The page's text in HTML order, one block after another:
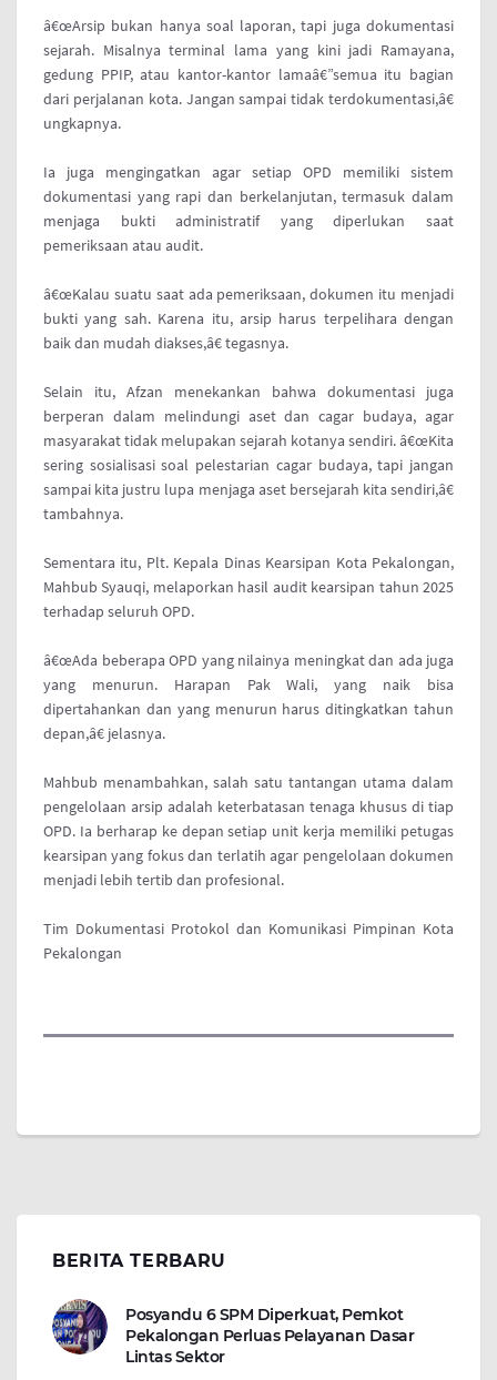
â€œArsip bukan hanya soal laporan, tapi juga dokumentasi
sejarah. Misalnya terminal lama yang kini jadi Ramayana,
gedung PPIP, atau kantor-kantor lamaâ€”semua itu bagian
dari perjalanan kota. Jangan sampai tidak terdokumentasi,â€
ungkapnya.
Ia juga mengingatkan agar setiap OPD memiliki sistem
dokumentasi yang rapi dan berkelanjutan, termasuk dalam
menjaga bukti administratif yang diperlukan saat
pemeriksaan atau audit.
â€œKalau suatu saat ada pemeriksaan, dokumen itu menjadi
bukti yang sah. Karena itu, arsip harus terpelihara dengan
baik dan mudah diakses,â€ tegasnya.
Selain itu, Afzan menekankan bahwa dokumentasi juga
berperan dalam melindungi aset dan cagar budaya, agar
masyarakat tidak melupakan sejarah kotanya sendiri. â€œKita
sering sosialisasi soal pelestarian cagar budaya, tapi jangan
sampai kita justru lupa menjaga aset bersejarah kita sendiri,â€
tambahnya.
Sementara itu, Plt. Kepala Dinas Kearsipan Kota Pekalongan,
Mahbub Syauqi, melaporkan hasil audit kearsipan tahun 2025
terhadap seluruh OPD.
â€œAda beberapa OPD yang nilainya meningkat dan ada juga
yang menurun. Harapan Pak Wali, yang naik bisa
dipertahankan dan yang menurun harus ditingkatkan tahun
depan,â€ jelasnya.
Mahbub menambahkan, salah satu tantangan utama dalam
pengelolaan arsip adalah keterbatasan tenaga khusus di tiap
OPD. Ia berharap ke depan setiap unit kerja memiliki petugas
kearsipan yang fokus dan terlatih agar pengelolaan dokumen
menjadi lebih tertib dan profesional.
Tim Dokumentasi Protokol dan Komunikasi Pimpinan Kota
Pekalongan
BERITA TERBARU
Posyandu 6 SPM Diperkuat, Pemkot
Pekalongan Perluas Pelayanan Dasar
Lintas Sektor